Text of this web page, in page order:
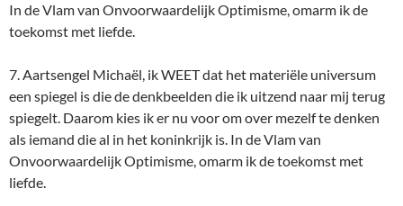
In de Vlam van Onvoorwaardelijk Optimisme, omarm ik de
toekomst met liefde.
7. Aartsengel Michaël, ik WEET dat het materiële universum
een spiegel is die de denkbeelden die ik uitzend naar mij terug
spiegelt. Daarom kies ik er nu voor om over mezelf te denken
als iemand die al in het koninkrijk is. In de Vlam van
Onvoorwaardelijk Optimisme, omarm ik de toekomst met
liefde.